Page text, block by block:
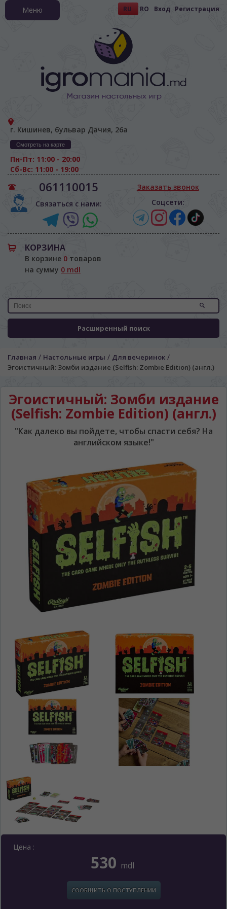
RU RO Вход Регистрация
г. Кишинев, бульвар Дачия, 26а
Смотреть на карте
Пн-Пт: 11:00 - 20:00
Сб-Вс: 11:00 - 19:00
061110015
Связаться с нами:
Заказать звонок
Соцсети:
КОРЗИНА
В корзине 0 товаров
на сумму 0 mdl
Расширенный поиск
Меню
Главная / Настольные игры / Для вечеринок /
Эгоистичный: Зомби издание (Selfish: Zombie Edition) (англ.)
Эгоистичный: Зомби издание
(Selfish: Zombie Edition) (англ.)
"Как далеко вы пойдете, чтобы спасти себя? На
английском языке!"
Цена :
530 mdl
СООБЩИТЬ О ПОСТУПЛЕНИИ